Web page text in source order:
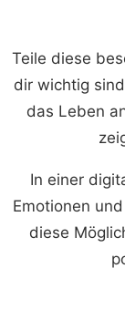
Teile diese
dir wichtig
das Leben
In einer
Emotionen
diese